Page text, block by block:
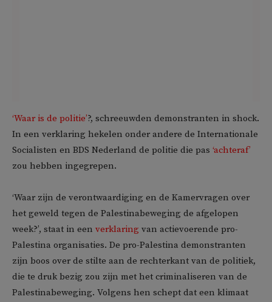
‘Waar is de politie’?, schreeuwden demonstranten in shock.
In een verklaring hekelen onder andere de Internationale
Socialisten en BDS Nederland de politie die pas ‘achteraf’
zou hebben ingegrepen.
‘Waar zijn de verontwaardiging en de Kamervragen over
het geweld tegen de Palestinabeweging de afgelopen
week?’, staat in een verklaring van actievoerende pro-
Palestina organisaties. De pro-Palestina demonstranten
zijn boos over de stilte aan de rechterkant van de politiek,
die te druk bezig zou zijn met het criminaliseren van de
Palestinabeweging. Volgens hen schept dat een klimaat